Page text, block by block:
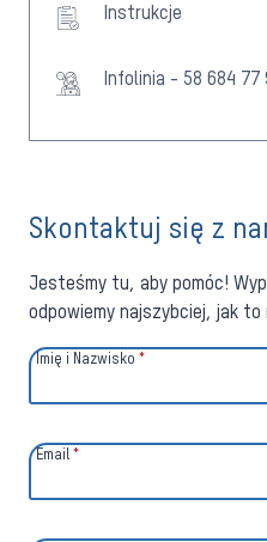
Instrukcje
Infolinia - 58 684 77
Skontaktuj się z
Jesteśmy tu, aby pomóc!
odpowiemy najszybciej, jak to
Imię i Nazwisko *
Email *